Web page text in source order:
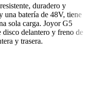
duradero y
una batería de 48V, tiene
sola carga. Joyor G5
disco delantero y freno de
y trasera.